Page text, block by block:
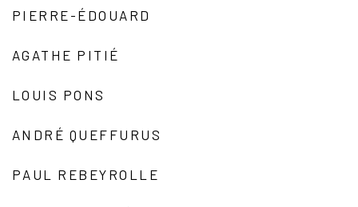
PIERRE-ÉDOUARD
AGATHE PITIÉ
LOUIS PONS
ANDRÉ QUEFFURUS
PAUL REBEYROLLE